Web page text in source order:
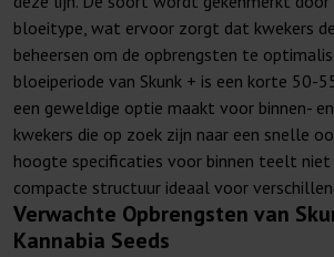
bloeitype, wat ervoor zorgt dat kwekers
beheersen om de opbrengsten te
bloeiperiode van Skunk + is een korte 50-
een geweldige optie maakt voor binnen-
kwekers die op zoek zijn naar een snelle
hoogte specificaties voor binnen teelt niet
compacte structuur ideaal voor
Verwachte Opbrengsten van
Kannabia Seeds